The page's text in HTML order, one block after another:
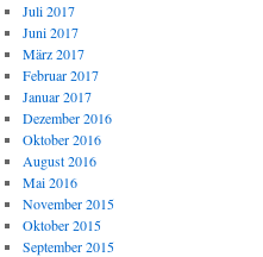
Juli 2017
Juni 2017
März 2017
Februar 2017
Januar 2017
Dezember 2016
Oktober 2016
August 2016
Mai 2016
November 2015
Oktober 2015
September 2015